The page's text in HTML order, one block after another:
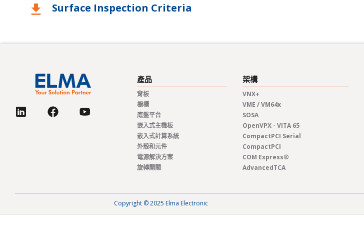
download Surface Inspection Criteria
產品
背板
櫥櫃
底盤平台
嵌入式主機板
嵌入式計算系統
外殼和元件
電源解決方案
旋轉開關
架構
VNX+
VME / VM64x
SOSA
OpenVPX - VITA 65
CompactPCI Serial
CompactPCI
COM Express®
AdvancedTCA
Copyright © 2025 Elma Electronic